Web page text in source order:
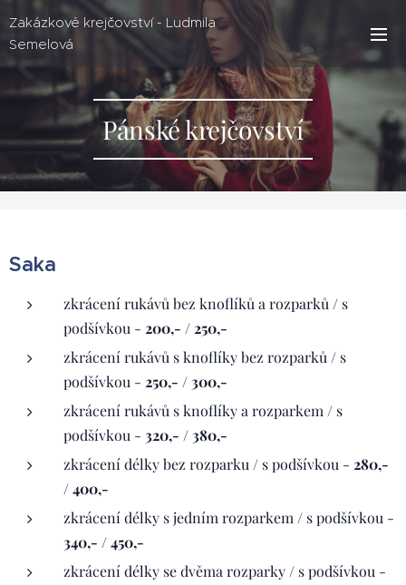
Zakázkové krejčovství - Ludmila
Semelová
Pánské krejčovství
Saka
zkrácení rukávů bez knoflíků a rozparků / s
podšívkou - 200,- / 250,-
zkrácení rukávů s knoflíky bez rozparků / s
podšívkou - 250,- / 300,-
zkrácení rukávů s knoflíky a rozparkem / s
podšívkou - 320,- / 380,-
zkrácení délky bez rozparku / s podšívkou - 280,-
/ 400,-
zkrácení délky s jedním rozparkem / s podšívkou -
340,- / 450,-
zkrácení délky se dvěma rozparky / s podšívkou -